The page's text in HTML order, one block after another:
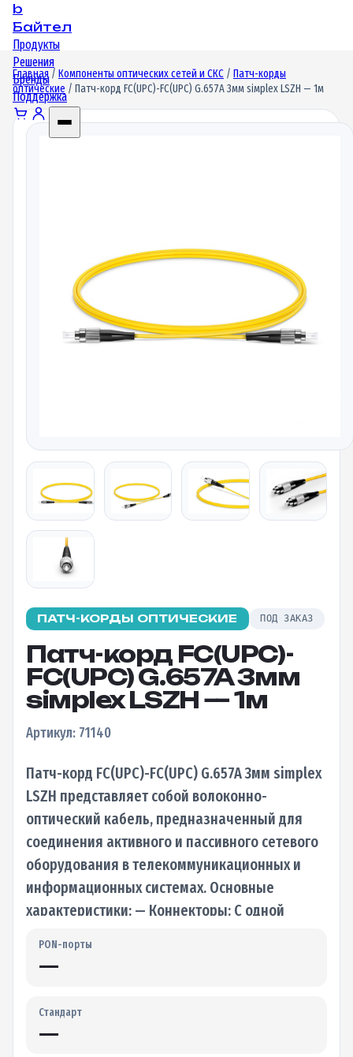
b
Байтел
Продукты
Решения
Бренды
Поддержка
Главная/ Компоненты оптических сетей и СКС / Патч-корды
оптические / Патч-корд FC(UPC)-FC(UPC) G.657A 3мм siмplex LSZH — 1м
ПАТЧ-КОРДЫ ОПТИЧЕСКИЕ ПОД ЗАКАЗ
Патч-корд FC(UPC)-
FC(UPC) G.657A 3мм
siмplex LSZH — 1м
Артикул: 71140
Патч-корд FC(UPC)-FC(UPC) G.657A 3мм simplex
LSZH представляет собой волоконно-
оптический кабель, предназначенный для
соединения активного и пассивного сетевого
оборудования в телекоммуникационных и
информационных системах. Основные
характеристики: — Коннекторы: С одной
PON-порты
—
Стандарт
—